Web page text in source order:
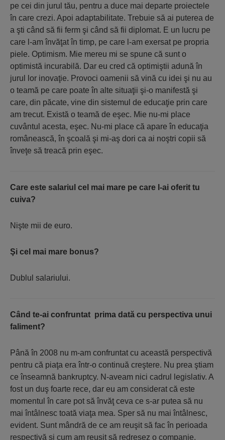
pe cei din jurul tău, pentru a duce mai departe proiectele
în care crezi. Apoi adaptabilitate. Trebuie să ai puterea de
a şti când să fii ferm şi când să fii diplomat. E un lucru pe
care l-am învăţat în timp, pe care l-am exersat pe propria
piele. Optimism. Mie mereu mi se spune că sunt o
optimistă incurabilă. Dar eu cred că optimiştii adună în
jurul lor inovaţie. Provoci oamenii să vină cu idei şi nu au
o teamă pe care poate în alte situaţii şi-o manifestă şi
care, din păcate, vine din sistemul de educaţie prin care
am trecut. Există o teamă de eşec. Mie nu-mi place
cuvântul acesta, eşec. Nu-mi place că apare în educaţia
românească, în şcoală şi mi-aş dori ca ai noştri copii să
înveţe să treacă prin eşec.
Care este salariul cel mai mare pe care l-ai oferit tu
cuiva?
Nişte mii de euro.
Şi cel mai mare bonus?
Dublul salariului.
Când te-ai confruntat prima dată cu perspectiva unui
faliment?
Până în 2008 nu m-am confruntat cu această perspectivă
pentru că piaţa era într-o continuă creştere. Nu prea ştiam
ce înseamnă bankruptcy. N-aveam nici cadrul legislativ. A
fost un duş foarte rece, dar eu am considerat că este
momentul în care pot să învăţ ceva ce s-ar putea să nu
mai întâlnesc toată viaţa mea. Sper să nu mai întâlnesc,
evident. Sunt mândră de ce am reuşit să fac în perioada
respectivă şi cum am reuşit să redresez o companie.